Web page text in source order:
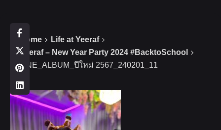
Home
Life at Yeeraf
Yeeraf – New Year Party 2024 #BacktoSchool
LINE_ALBUM_ปีใหม่ 2567_240201_11